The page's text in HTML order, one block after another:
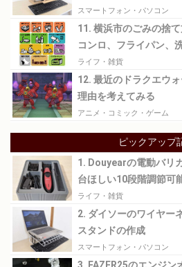
スマートフォン・パソコン
11. 横浜市のごみの捨
コンロ、フライパン、
ライフ・雑貨
12. 最近のドラクエウ
理由を考えてみる
アニメ・コミック・ゲーム
ピックアップ
1. Douyearの電動バリ
台ほしい10段階調節可
ライフ・雑貨
2. ダイソーのワイヤー
スタンドの作成
スマートフォン・パソコン